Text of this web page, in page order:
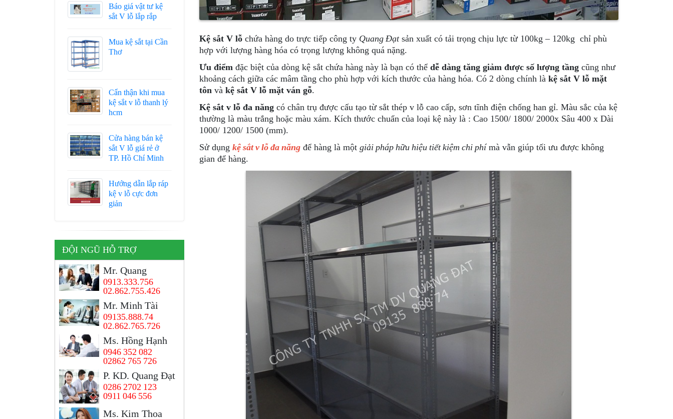
Kệ sắt V lỗ chứa hàng do trực tiếp công ty Quang Đạtsản xuất có tải trọng chịu lực từ 100kg – 120kg chỉ phù
hợp với lượng hàng hóa có trọng lượng không quá nặng.
Ưu điểm đặc biệt của dòng kệ sắt chứa hàng này là bạn có thểdễ dàng tăng giảm được số lượng tầng cũng như
khoảng cách giữa các mâm tầng cho phù hợp với kích thước của hàng hóa. Có 2 dòng chính làkệ sắt V lỗ mặt
tôn vàkệ sắt V lỗ mặt ván gỗ.
Kệ sắt v lỗ đa năng có chân trụ được cấu tạo từ sắt thép v lỗ cao cấp, sơn tĩnh điện chống han gỉ. Màu sắc của kệ
thường là màu trắng hoặc màu xám. Kích thước chuẩn của loại kệ này là : Cao 1500/ 1800/ 2000x Sâu 400 x Dài
1000/ 1200/ 1500 (mm).
Sử dụngkệ sắt v lỗ đa năng để hàng là mộtgiải pháp hữu hiệu tiết kiệm chi phí mà vẫn giúp tối ưu được không
gian để hàng.
Báo giá vật tư kệ
sắt V lỗ lắp rắp
Mua kệ sắt tại Cần
Thơ
Cẩn thận khi mua
kệ sắt v lỗ thanh lý
hcm
Cửa hàng bán kệ
sắt V lỗ giá rẻ ở
TP. Hồ Chí Minh
Hướng dẫn lắp ráp
kệ v lỗ cực đơn
giản
ĐỘI NGŨ HỖ TRỢ
Mr. Quang
0913.333.756
02.862.755.426
Mr. Minh Tài
09135.888.74
02.862.765.726
Ms. Hồng Hạnh
0946 352 082
02862 765 726
P. KD. Quang Đạt
0286 2702 123
0911 046 556
Ms. Kim Thoa